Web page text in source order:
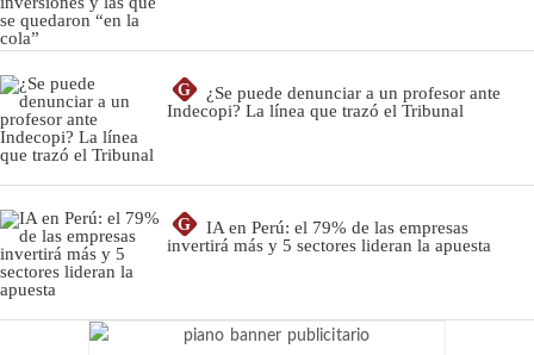
G
¿Se puede denunciar a un profesor ante
Indecopi? La línea que trazó el Tribunal
G
IA en Perú: el 79% de las empresas
invertirá más y 5 sectores lideran la apuesta